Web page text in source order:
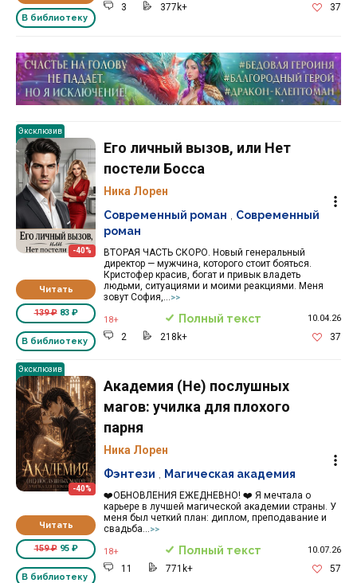
В библиотеку
3 377k+ 37
Реклама 16+ АО «ЛитГород»
Эксклюзив
-40%
Читать
139 ₽83 ₽
В библиотеку
Его личный вызов, или Нет
постели Босса
Ника Лорен
ВТОРАЯ ЧАСТЬ СКОРО. Новый генеральный
директор — мужчина, которого стоит бояться.
Кристофер красив, богат и привык владеть
людьми, ситуациями и моими реакциями. Меня
зовут София,...
>>
Современный роман
Современный
роман
18+ Полный текст 10.04.26
2 218k+ 37
Эксклюзив
-40%
Читать
159 ₽95 ₽
В библиотеку
Академия (Не) послушных
магов: училка для плохого
парня
Ника Лорен
❤️ОБНОВЛЕНИЯ ЕЖЕДНЕВНО! ❤️ Я мечтала о
карьере в лучшей магической академии страны. У
меня был четкий план: диплом, преподавание и
свадьба...
>>
Фэнтези Магическая академия
18+ Полный текст 10.07.26
11 771k+ 57